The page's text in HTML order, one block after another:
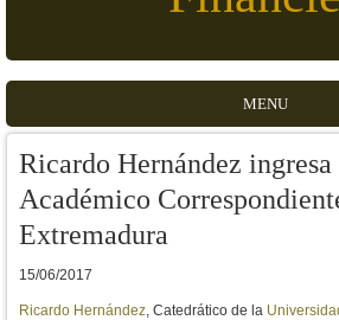
MENU
Ricardo Hernández ingresa
Académico
Extremadura
15/06/2017
Ricardo Hernández, Catedrático de la